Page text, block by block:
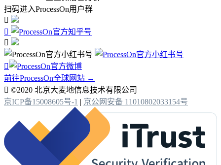
扫码进入ProcessOn用户群




前往ProcessOn全球网站 →
 ©2020 北京大麦地信息技术有限公司
京ICP备15008605号-1 | 京公网安备 11010802033154号